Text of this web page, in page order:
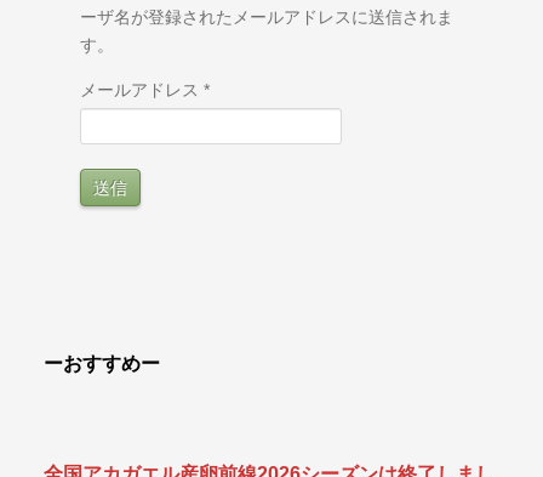
ーザ名が登録されたメールアドレスに送信されま
す。
メールアドレス *
送信
ーおすすめー